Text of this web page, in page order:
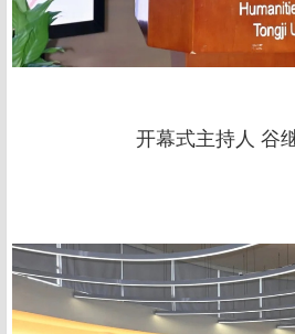
开幕式主持人 谷